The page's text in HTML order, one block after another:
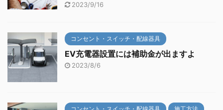
2023/9/16
コンセント・スイッチ・配線器具
EV充電器設置には補助金が出ますよ
2023/8/6